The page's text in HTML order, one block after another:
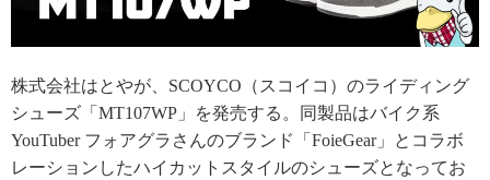
株式会社はとやが、SCOYCO（スコイコ）のライディング
シューズ「MT107WP」を発売する。同製品はバイク系
YouTuber フォアグラさんのブランド「FoieGear」とコラボ
レーションしたハイカットスタイルのシューズとなってお